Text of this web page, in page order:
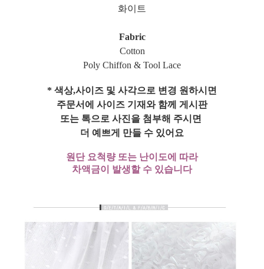
화이트
Fabric
Cotton
Poly Chiffon & Tool Lace
* 색상,사이즈 및 사각으로 변경 원하시면
주문서에 사이즈 기재와 함께 게시판
또는 톡으로 사진을 첨부해 주시면
더 예쁘게 만들 수 있어요
원단 요척량 또는 난이도에 따라
차액금이 발생할 수 있습니다